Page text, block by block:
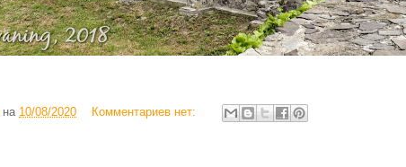
на 10/08/2020 Комментариев нет: